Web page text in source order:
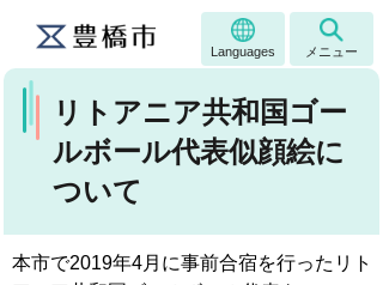
Languages メニュー
リトアニア共和国ゴー
ルボール代表似顔絵に
ついて
本市で2019年4月に事前合宿を行ったリト